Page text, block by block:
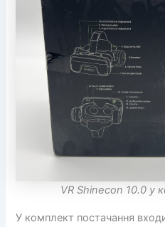
VR Shinecon 10.0 у
У комплект постачання